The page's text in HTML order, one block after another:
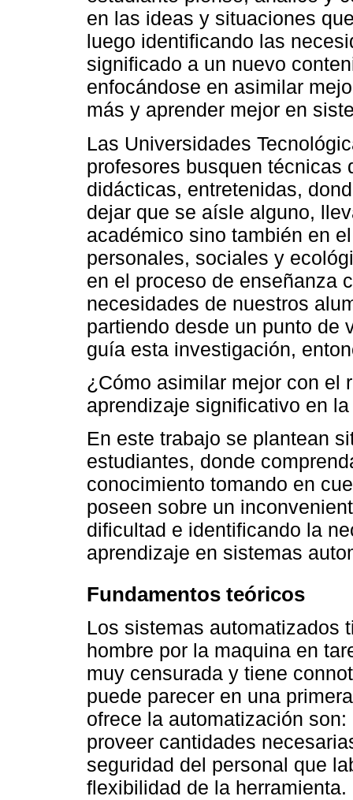
en las ideas y situaciones
luego identificando las
significado a un nuevo
enfocándose en asimilar
más y aprender mejor en
Las Universidades
profesores busquen técnicas
didácticas, entretenidas,
dejar que se aísle alguno,
académico sino también en
personales, sociales y
en el proceso de enseñanza
necesidades de nuestros
partiendo desde un punto de
guía esta investigación,
¿Cómo asimilar mejor con el
aprendizaje significativo en
En este trabajo se plantean
estudiantes, donde
conocimiento tomando en
poseen sobre un
dificultad e identificando la
aprendizaje en sistemas
Fundamentos teóricos
Los sistemas automatizados
hombre por la maquina en
muy censurada y tiene
puede parecer en una
ofrece la automatización
proveer cantidades
seguridad del personal que
flexibilidad de la herramienta.